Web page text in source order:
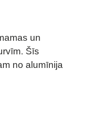
un
Šīs
no alumīnija